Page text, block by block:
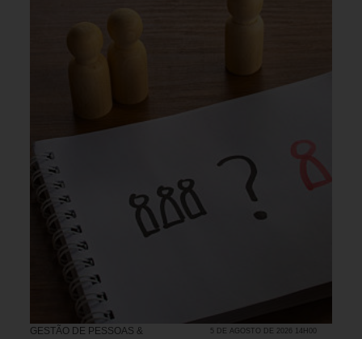
GESTÃO DE PESSOAS &
5 DE AGOSTO DE 2026 14H00